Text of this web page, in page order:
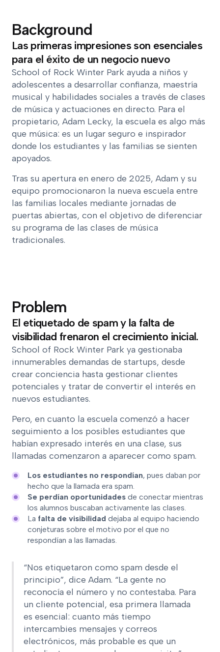
Background
Las primeras impresiones son esenciales
para el éxito de un negocio nuevo
School of Rock Winter Park ayuda a niños y
adolescentes a desarrollar confianza, maestría
musical y habilidades sociales a través de clases
de música y actuaciones en directo. Para el
propietario, Adam Lecky, la escuela es algo más
que música: es un lugar seguro e inspirador
donde los estudiantes y las familias se sienten
apoyados.
Tras su apertura en enero de 2025, Adam y su
equipo promocionaron la nueva escuela entre
las familias locales mediante jornadas de
puertas abiertas, con el objetivo de diferenciar
su programa de las clases de música
tradicionales.
Problem
El etiquetado de spam y la falta de
visibilidad frenaron el crecimiento inicial.
School of Rock Winter Park ya gestionaba
innumerables demandas de startups, desde
crear conciencia hasta gestionar clientes
potenciales y tratar de convertir el interés en
nuevos estudiantes.
Pero, en cuanto la escuela comenzó a hacer
seguimiento a los posibles estudiantes que
habían expresado interés en una clase, sus
llamadas comenzaron a aparecer como spam.
Los estudiantes no respondían, pues daban por
hecho que la llamada era spam.
Se perdían oportunidades de conectar mientras
los alumnos buscaban activamente las clases.
La falta de visibilidad dejaba al equipo haciendo
conjeturas sobre el motivo por el que no
respondían a las llamadas.
“Nos etiquetaron como spam desde el
principio”, dice Adam. “La gente no
reconocía el número y no contestaba. Para
un cliente potencial, esa primera llamada
es esencial: cuanto más tiempo
intercambies mensajes y correos
electrónicos, más probable es que un